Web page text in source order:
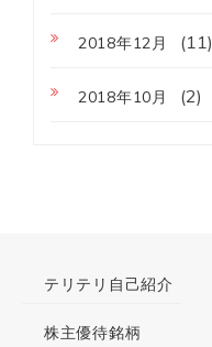
2018年12月 (11)
2018年10月 (2)
テリテリ自己紹介
株主優待銘柄